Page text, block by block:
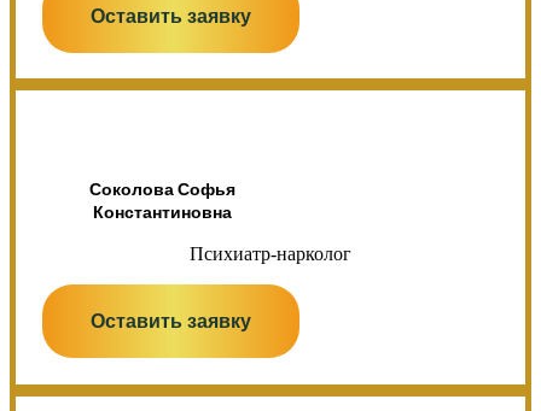
Оставить заявку
Соколова Софья
Константиновна
Психиатр-нарколог
Оставить заявку